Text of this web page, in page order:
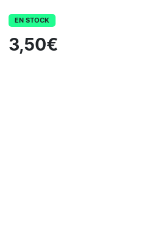
EN STOCK
3,50€